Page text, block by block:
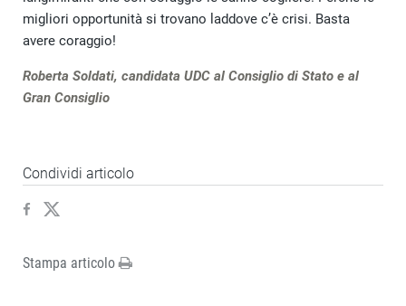
migliori opportunità si trovano laddove c’è crisi. Basta
avere coraggio!
Roberta Soldati, candidata UDC al Consiglio di Stato e al
Gran Consiglio
Condividi articolo
Stampa articolo